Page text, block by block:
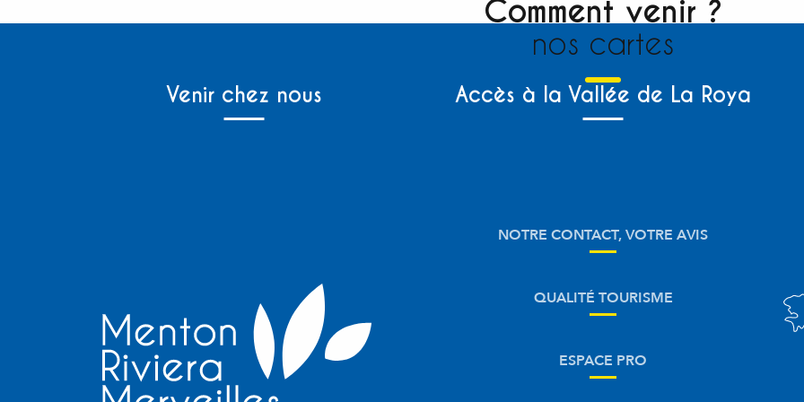
Comment venir ?
nos cartes
Venir chez nous Accès à la Vallée de La Roya
NOTRE CONTACT, VOTRE AVIS
QUALITÉ TOURISME
ESPACE PRO